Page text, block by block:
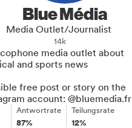
Blue Média
Media Outlet/Journalist
14k
media outlet about
and sports news
free post or story on the
account: @bluemedia.fr
Antwortrate
87%
Teilungsrate
12%